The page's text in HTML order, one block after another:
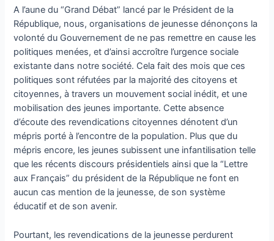
A l’aune du “Grand Débat” lancé par le Président de la
République, nous, organisations de jeunesse dénonçons la
volonté du Gouvernement de ne pas remettre en cause les
politiques menées, et d’ainsi accroître l’urgence sociale
existante dans notre société. Cela fait des mois que ces
politiques sont réfutées par la majorité des citoyens et
citoyennes, à travers un mouvement social inédit, et une
mobilisation des jeunes importante. Cette absence
d’écoute des revendications citoyennes dénotent d’un
mépris porté à l’encontre de la population. Plus que du
mépris encore, les jeunes subissent une infantilisation telle
que les récents discours présidentiels ainsi que la “Lettre
aux Français” du président de la République ne font en
aucun cas mention de la jeunesse, de son système
éducatif et de son avenir.
Pourtant, les revendications de la jeunesse perdurent